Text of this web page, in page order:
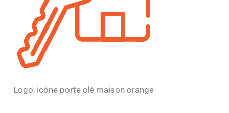
Logo, icône porte clé maison orange